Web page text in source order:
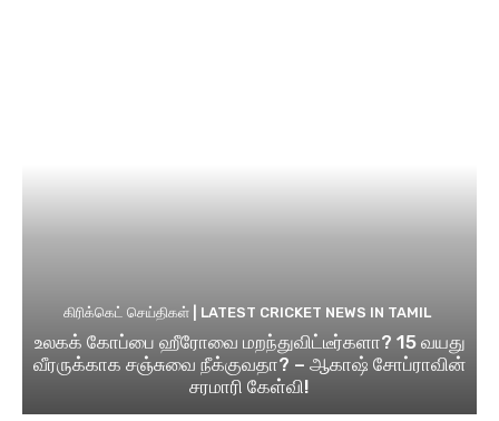
கிரிக்கெட் செய்திகள் | LATEST CRICKET NEWS IN TAMIL
உலகக் கோப்பை ஹீரோவை மறந்துவிட்டீர்களா? 15 வயது
வீரருக்காக சஞ்சுவை நீக்குவதா? – ஆகாஷ் சோப்ராவின்
சரமாரி கேள்வி!